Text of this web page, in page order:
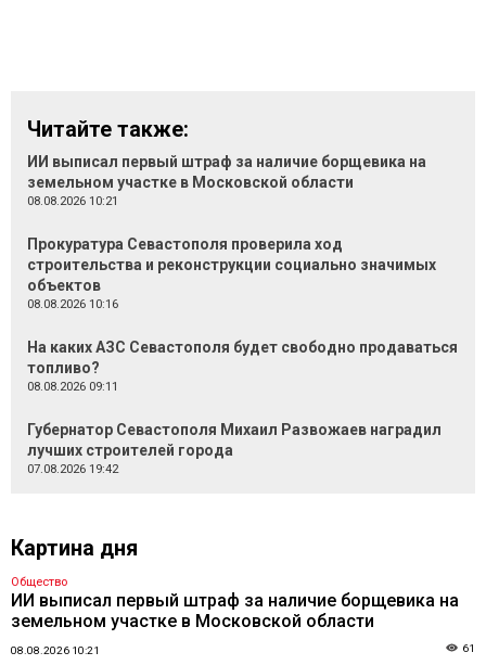
Читайте также:
ИИ выписал первый штраф за наличие борщевика на
земельном участке в Московской области
08.08.2026 10:21
Прокуратура Севастополя проверила ход
строительства и реконструкции социально значимых
объектов
08.08.2026 10:16
На каких АЗС Севастополя будет свободно продаваться
топливо?
08.08.2026 09:11
Губернатор Севастополя Михаил Развожаев наградил
лучших строителей города
07.08.2026 19:42
Картина дня
Общество
ИИ выписал первый штраф за наличие борщевика на
земельном участке в Московской области
08.08.2026 10:21 61